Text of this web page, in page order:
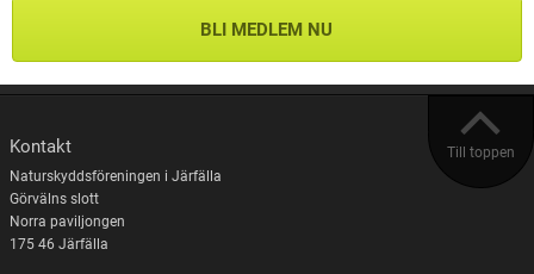
BLI MEDLEM NU
Till toppen
Kontakt
Naturskyddsföreningen i Järfälla
Görvälns slott
Norra paviljongen
175 46 Järfälla